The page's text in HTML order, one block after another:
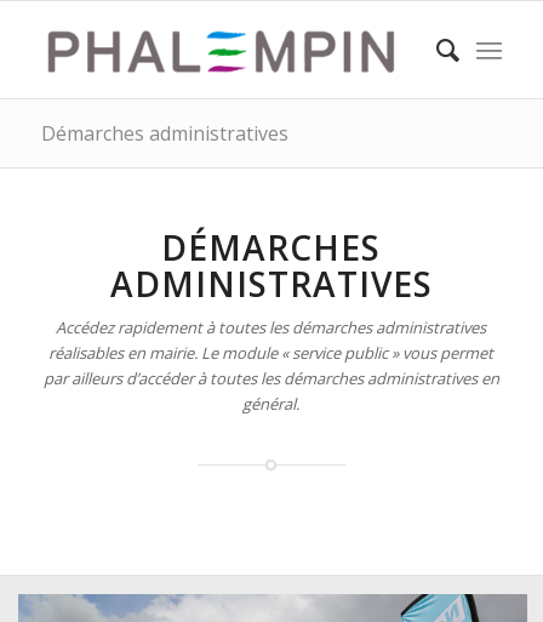
Démarches administratives
DÉMARCHES
ADMINISTRATIVES
Accédez rapidement à toutes les démarches administratives
réalisables en mairie. Le module « service public » vous permet
par ailleurs d’accéder à toutes les démarches administratives en
général.